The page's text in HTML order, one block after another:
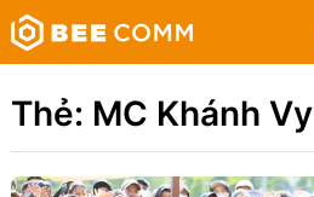
Skip
to
content
Bee
Comm
Truyền
thông
tiện
Thẻ: MC Khánh Vy